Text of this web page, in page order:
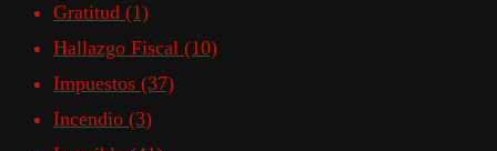
Gratitud (1)
Hallazgo Fiscal (10)
Impuestos (37)
Incendio (3)